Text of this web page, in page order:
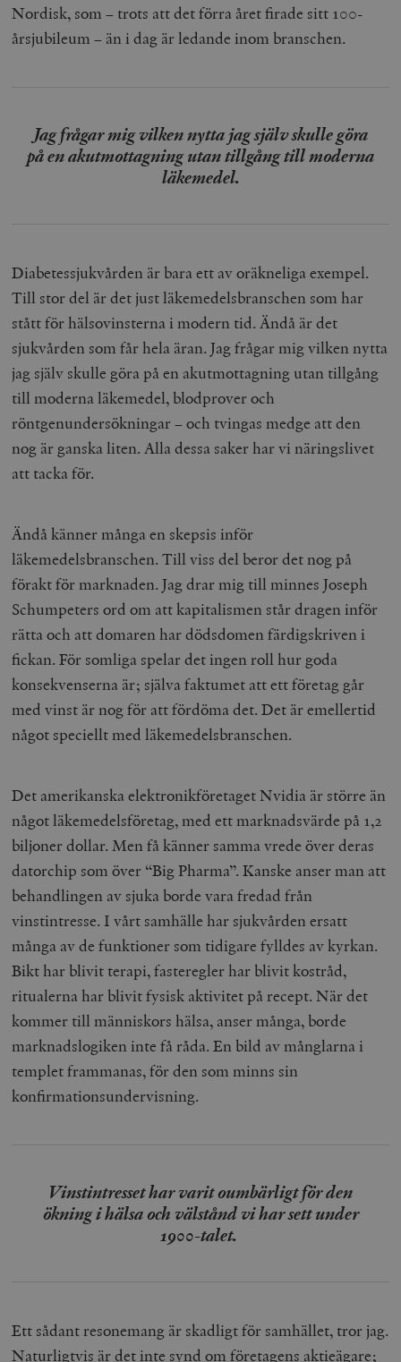
Nordisk, som – trots att det förra året firade sitt 100-
årsjubileum – än i dag är ledande inom branschen.
Jag frågar mig vilken nytta jag själv skulle göra
på en akutmottagning utan tillgång till moderna
läkemedel.
Diabetessjukvården är bara ett av oräkneliga exempel.
Till stor del är det just läkemedelsbranschen som har
stått för hälsovinsterna i modern tid. Ändå är det
sjukvården som får hela äran. Jag frågar mig vilken nytta
jag själv skulle göra på en akutmottagning utan tillgång
till moderna läkemedel, blodprover och
röntgenundersökningar – och tvingas medge att den
nog är ganska liten. Alla dessa saker har vi näringslivet
att tacka för.
Ändå känner många en skepsis inför
läkemedelsbranschen. Till viss del beror det nog på
förakt för marknaden. Jag drar mig till minnes Joseph
Schumpeters ord om att kapitalismen står dragen inför
rätta och att domaren har dödsdomen färdigskriven i
fickan. För somliga spelar det ingen roll hur goda
konsekvenserna är; själva faktumet att ett företag går
med vinst är nog för att fördöma det. Det är emellertid
något speciellt med läkemedelsbranschen.
Det amerikanska elektronikföretaget Nvidia är större än
något läkemedelsföretag, med ett marknadsvärde på 1,2
biljoner dollar. Men få känner samma vrede över deras
datorchip som över “Big Pharma”. Kanske anser man att
behandlingen av sjuka borde vara fredad från
vinstintresse. I vårt samhälle har sjukvården ersatt
många av de funktioner som tidigare fylldes av kyrkan.
Bikt har blivit terapi, fasteregler har blivit kostråd,
ritualerna har blivit fysisk aktivitet på recept. När det
kommer till människors hälsa, anser många, borde
marknadslogiken inte få råda. En bild av månglarna i
templet frammanas, för den som minns sin
konfirmationsundervisning.
Vinstintresset har varit oumbärligt för den
ökning i hälsa och välstånd vi har sett under
1900-talet.
Ett sådant resonemang är skadligt för samhället, tror jag.
Naturligtvis är det inte synd om företagens aktieägare;